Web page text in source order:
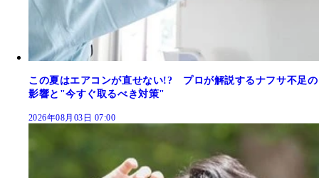
この夏はエアコンが直せない!? プロが解説するナフサ不足の
影響と"今すぐ取るべき対策"
2026年08月03日 07:00